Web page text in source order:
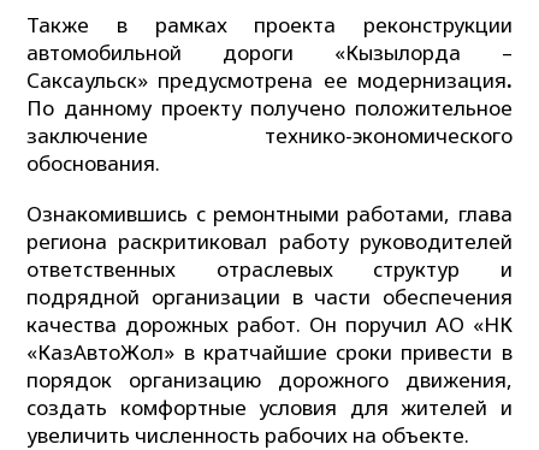
Также в рамках проекта реконструкции
автомобильной дороги «Кызылорда –
Саксаульск» предусмотрена ее модернизация.
По данному проекту получено положительное
заключение технико-экономического
обоснования.
Ознакомившись с ремонтными работами, глава
региона раскритиковал работу руководителей
ответственных отраслевых структур и
подрядной организации в части обеспечения
качества дорожных работ. Он поручил АО «НК
«КазАвтоЖол» в кратчайшие сроки привести в
порядок организацию дорожного движения,
создать комфортные условия для жителей и
увеличить численность рабочих на объекте.